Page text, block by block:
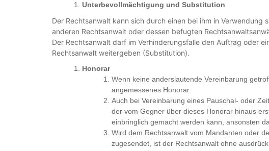
Unterbevollmächtigung und Substitution
Der Rechtsanwalt kann sich durch einen bei ihm in Verwendung
anderen Rechtsanwalt oder dessen befugten
Der Rechtsanwalt darf im Verhinderungsfalle den Auftrag oder
Rechtsanwalt weitergeben (Substitution).
Honorar
Wenn keine anderslautende Vereinbarung
angemessenes Honorar.
Auch bei Vereinbarung eines Pauschal- oder
der vom Gegner über dieses Honorar hinaus
einbringlich gemacht werden kann, ansonsten
Wird dem Rechtsanwalt vom Mandanten oder
zugesendet, ist der Rechtsanwalt ohne